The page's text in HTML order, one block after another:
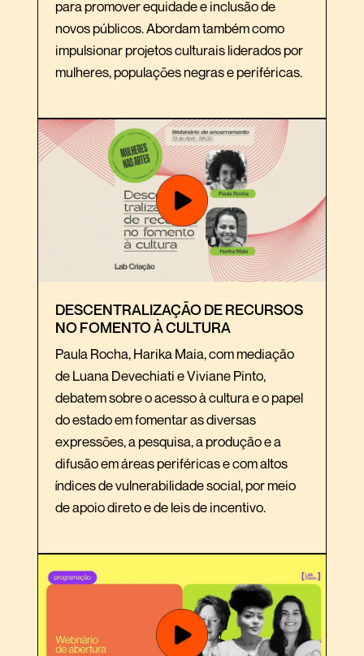
para promover equidade e inclusão de
novos públicos. Abordam também como
impulsionar projetos culturais liderados por
mulheres, populações negras e periféricas.
DESCENTRALIZAÇÃO DE RECURSOS
NO FOMENTO À CULTURA
Paula Rocha, Harika Maia, com mediação
de Luana Devechiati e Viviane Pinto,
debatem sobre o acesso à cultura e o papel
do estado em fomentar as diversas
expressões, a pesquisa, a produção e a
difusão em áreas periféricas e com altos
índices de vulnerabilidade social, por meio
de apoio direto e de leis de incentivo.